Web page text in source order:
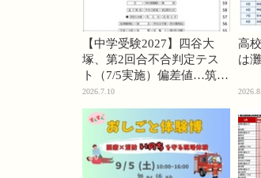
【中学受験2027】四谷大
塚、第2回合不合判定テス
ト（7/5実施）偏差値…筑駒
74・桜蔭70＜PR＞
2026.7.10
高
は